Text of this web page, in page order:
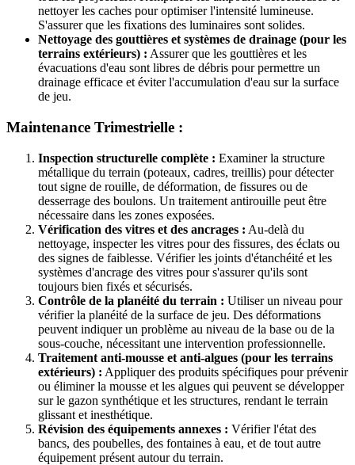
nettoyer les caches pour optimiser l'intensité lumineuse.
S'assurer que les fixations des luminaires sont solides.
Nettoyage des gouttières et systèmes de drainage (pour les
terrains extérieurs) : Assurer que les gouttières et les
évacuations d'eau sont libres de débris pour permettre un
drainage efficace et éviter l'accumulation d'eau sur la surface
de jeu.
Maintenance Trimestrielle :
Inspection structurelle complète : Examiner la structure
métallique du terrain (poteaux, cadres, treillis) pour détecter
tout signe de rouille, de déformation, de fissures ou de
desserrage des boulons. Un traitement antirouille peut être
nécessaire dans les zones exposées.
Vérification des vitres et des ancrages : Au-delà du
nettoyage, inspecter les vitres pour des fissures, des éclats ou
des signes de faiblesse. Vérifier les joints d'étanchéité et les
systèmes d'ancrage des vitres pour s'assurer qu'ils sont
toujours bien fixés et sécurisés.
Contrôle de la planéité du terrain : Utiliser un niveau pour
vérifier la planéité de la surface de jeu. Des déformations
peuvent indiquer un problème au niveau de la base ou de la
sous-couche, nécessitant une intervention professionnelle.
Traitement anti-mousse et anti-algues (pour les terrains
extérieurs) : Appliquer des produits spécifiques pour prévenir
ou éliminer la mousse et les algues qui peuvent se développer
sur le gazon synthétique et les structures, rendant le terrain
glissant et inesthétique.
Révision des équipements annexes : Vérifier l'état des
bancs, des poubelles, des fontaines à eau, et de tout autre
équipement présent autour du terrain.